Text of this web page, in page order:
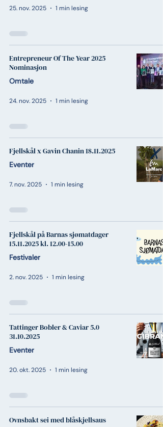
25. nov. 2025 1 min lesing
Entrepreneur Of The Year 2025
Nominasjon
Omtale
24. nov. 2025 1 min lesing
Fjellskål x Gavin Chanin 18.11.2025
Eventer
7. nov. 2025 1 min lesing
Fjellskål på Barnas sjømatdager
15.11.2025 kl. 12.00-15.00
Festivaler
2. nov. 2025 1 min lesing
Tattinger Bobler & Caviar 5.0
31.10.2025
Eventer
20. okt. 2025 1 min lesing
Ovnsbakt sei med blåskjellsaus